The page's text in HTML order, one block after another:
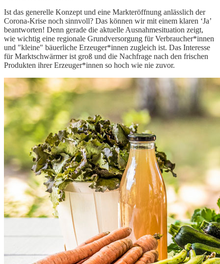
Ist das generelle Konzept und eine Markteröffnung anlässlich der
Corona-Krise noch sinnvoll? Das können wir mit einem klaren ‘Ja’
beantworten! Denn gerade die aktuelle Ausnahmesituation zeigt,
wie wichtig eine regionale Grundversorgung für Verbraucher*innen
und "kleine" bäuerliche Erzeuger*innen zugleich ist. Das Interesse
für Marktschwärmer ist groß und die Nachfrage nach den frischen
Produkten ihrer Erzeuger*innen so hoch wie nie zuvor.